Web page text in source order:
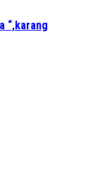
“,karang